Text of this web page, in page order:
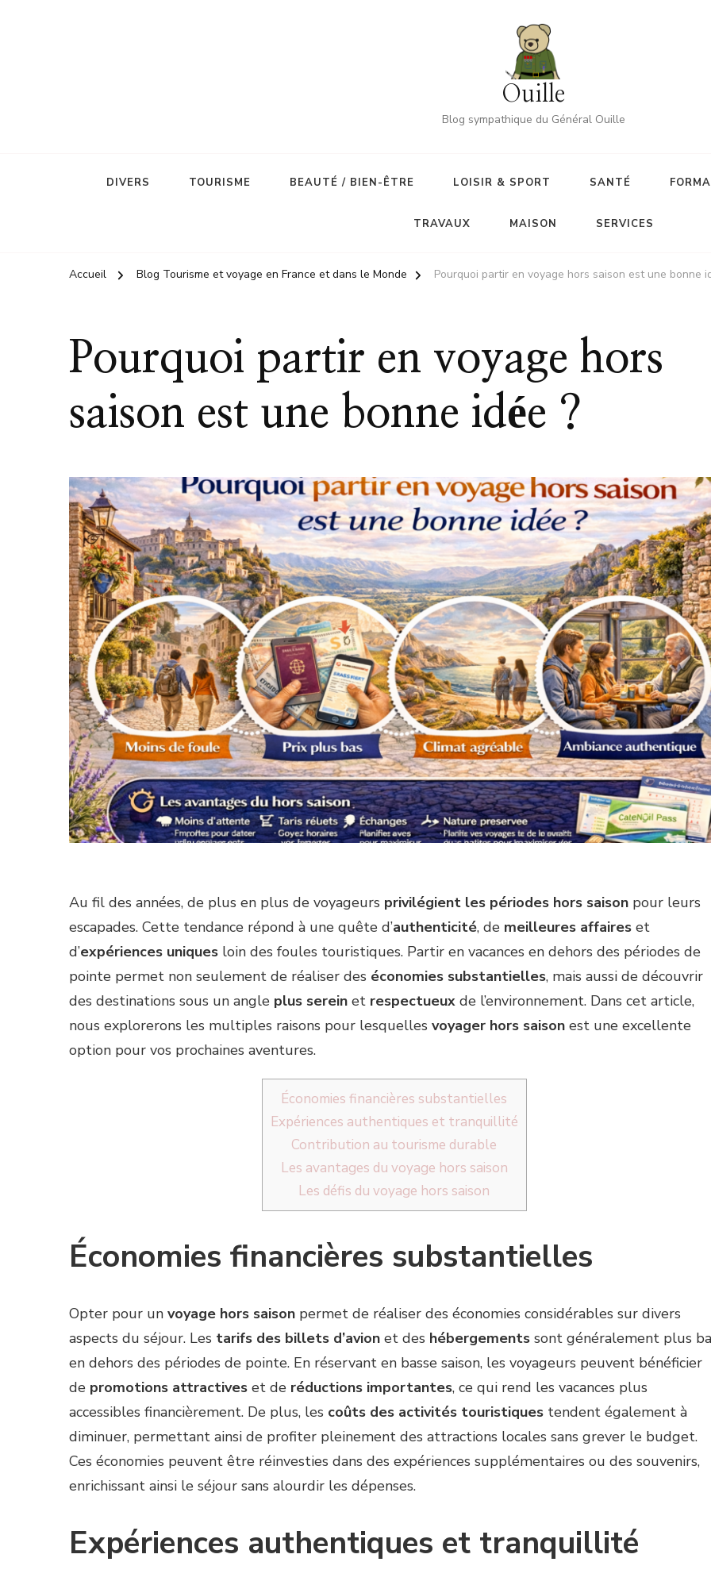
Ouille
Blog sympathique du Général Ouille
DIVERS TOURISME BEAUTÉ / BIEN-ÊTRE LOISIR & SPORT SANTÉ
TRAVAUX MAISON SERVICES
Accueil Blog Tourisme et voyage en France et dans le Monde Pourquoi partir en voyage hors saison est une bonne
Pourquoi partir en voyage hors
saison est une bonne idée ?
Au fil des années, de plus en plus de voyageurs privilégient les périodes hors saison pour leurs
escapades. Cette tendance répond à une quête d’authenticité, de meilleures affaires et
d’expériences uniques loin des foules touristiques. Partir en vacances en dehors des périodes de
pointe permet non seulement de réaliser des économies substantielles, mais aussi de découvrir
des destinations sous un angle plus serein et respectueux de l’environnement. Dans cet article,
nous explorerons les multiples raisons pour lesquelles voyager hors saison est une excellente
option pour vos prochaines aventures.
Économies financières substantielles
Expériences authentiques et tranquillité
Contribution au tourisme durable
Les avantages du voyage hors saison
Les défis du voyage hors saison
Économies financières substantielles
Opter pour un voyage hors saison permet de réaliser des économies considérables sur divers
aspects du séjour. Les tarifs des billets d’avion et des hébergements sont généralement plus
en dehors des périodes de pointe. En réservant en basse saison, les voyageurs peuvent bénéficier
de promotions attractives et de réductions importantes, ce qui rend les vacances plus
accessibles financièrement. De plus, les coûts des activités touristiques tendent également à
diminuer, permettant ainsi de profiter pleinement des attractions locales sans grever le budget.
Ces économies peuvent être réinvesties dans des expériences supplémentaires ou des souvenirs,
enrichissant ainsi le séjour sans alourdir les dépenses.
Expériences authentiques et tranquillité